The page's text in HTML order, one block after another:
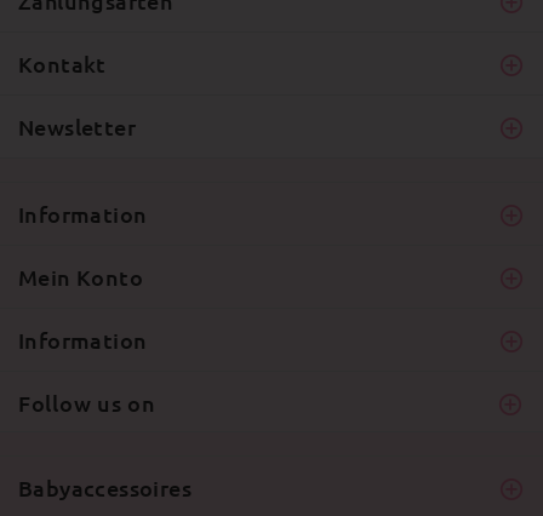
Kontakt
Newsletter
Information
Mein Konto
Information
Follow us on
Babyaccessoires